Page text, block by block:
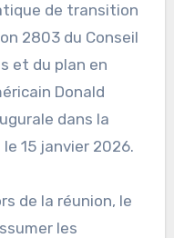
de transition
2803 du Conseil
et du plan en
Donald
dans la
15 janvier 2026.
de la réunion, le
les